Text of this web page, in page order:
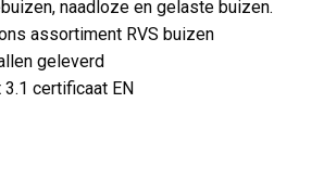
naadloze en gelaste buizen.
assortiment RVS buizen
geleverd
certificaat EN